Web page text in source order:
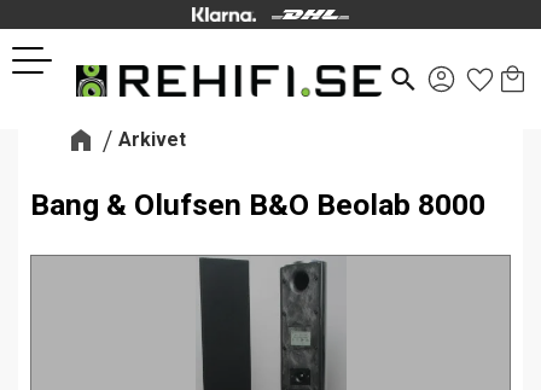
Meny
search
Arkivet
Bang & Olufsen B&O Beolab 8000